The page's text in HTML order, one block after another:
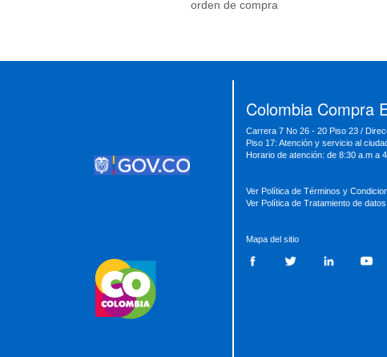
orden de compra
MinCultura
MinAgricultura
MinAmbiente
Colombia Compra
Carrera 7 No 26 - 20 Piso 23 /
Piso 17: Atención y servicio al
Horario de atención: de 8:30 a.m a
Ver Política de Términos y
Ver Política de Tratamiento de
Mapa del sitio